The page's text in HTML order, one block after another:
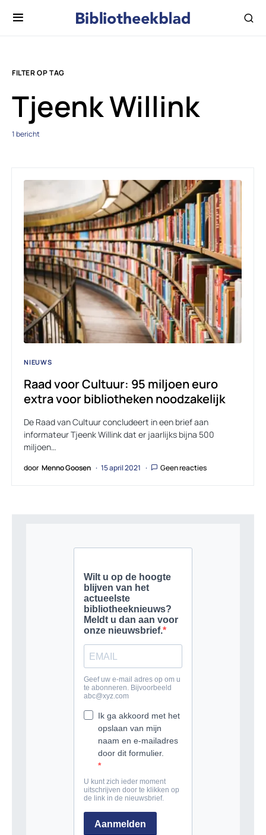
FILTER OP TAG
Tjeenk Willink
1 bericht
NIEUWS
Raad voor Cultuur: 95 miljoen euro
extra voor bibliotheken noodzakelijk
De Raad van Cultuur concludeert in een brief aan
informateur Tjeenk Willink dat er jaarlijks bijna 500
miljoen…
door Menno Goosen 15 april 2021 Geen reacties